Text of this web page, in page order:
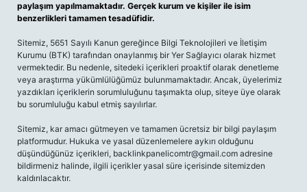
paylaşım yapılmamaktadır. Gerçek kurum ve kişiler ile isim
benzerlikleri tamamen tesadüfidir.
Sitemiz, 5651 Sayılı Kanun gereğince Bilgi Teknolojileri ve İletişim
Kurumu (BTK) tarafından onaylanmış bir Yer Sağlayıcı olarak hizmet
vermektedir. Bu nedenle, sitedeki içerikleri proaktif olarak denetleme
veya araştırma yükümlülüğümüz bulunmamaktadır. Ancak, üyelerimiz
yazdıkları içeriklerin sorumluluğunu taşımakta olup, siteye üye olarak
bu sorumluluğu kabul etmiş sayılırlar.
Sitemiz, kar amacı gütmeyen ve tamamen ücretsiz bir bilgi paylaşım
platformudur. Hukuka ve yasal düzenlemelere aykırı olduğunu
düşündüğünüz içerikleri, backlinkpanelicomtr@gmail.com adresine
bildirmeniz halinde, ilgili içerikler yasal süre içerisinde sitemizden
kaldırılacaktır.